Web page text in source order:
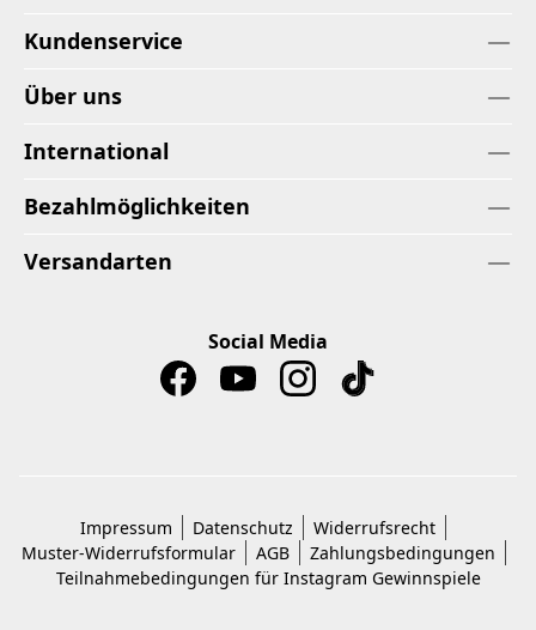
Kundenservice
Über uns
International
Bezahlmöglichkeiten
Versandarten
Social Media
Impressum Datenschutz
Widerrufsrecht
Muster-Widerrufsformular
AGB
Zahlungsbedingungen
Teilnahmebedingungen für Instagram Gewinnspiele